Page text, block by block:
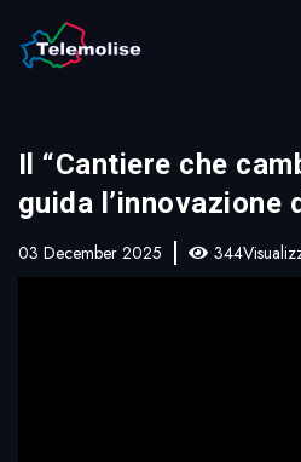
Il “Cantiere che
guida l’innovazione
03 December 2025